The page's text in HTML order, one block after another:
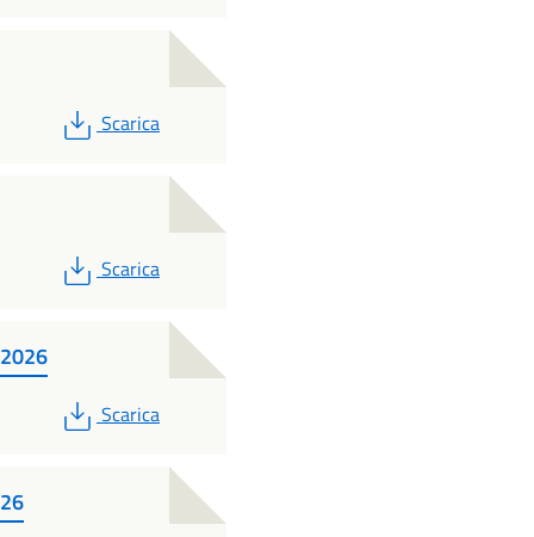
PDF
Scarica
PDF
Scarica
PDF
Scarica